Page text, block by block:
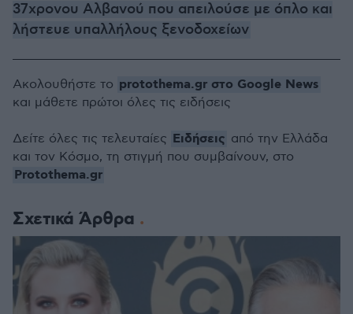
37χρονου Αλβανού που απειλούσε με όπλο και
λήστευε υπαλλήλους ξενοδοχείων
Σχετικά Άρθρα
Ακολουθήστε το protothema.gr στο Google News
και μάθετε πρώτοι όλες τις ειδήσεις
Δείτε όλες τις τελευταίες Ειδήσεις από την Ελλάδα
και τον Κόσμο, τη στιγμή που συμβαίνουν, στο
Protothema.gr